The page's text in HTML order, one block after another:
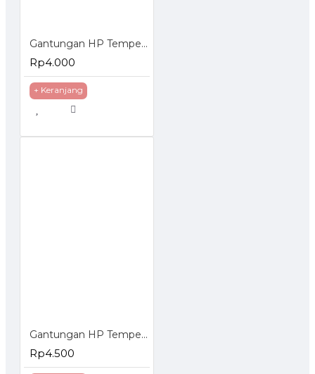
Gantungan HP Tempel Tembok Holder Handphone Dinding
Rp4.000
+ Keranjang
Gantungan HP Tempel Tembok 2 Kait Holder Handphone Dinding
Rp4.500